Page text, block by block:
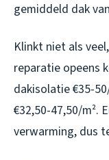
gemiddeld dak
Klinkt niet als
reparatie opeens
dakisolatie €35-
€32,50-47,50/m².
verwarming, dus